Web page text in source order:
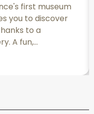
first museum
you to discover
to a
A fun,...